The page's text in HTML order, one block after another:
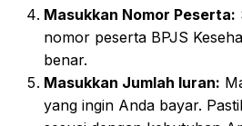
Masukkan Nomor Peserta:
nomor peserta BPJS
benar.
Masukkan Jumlah Iuran:
yang ingin Anda bayar.